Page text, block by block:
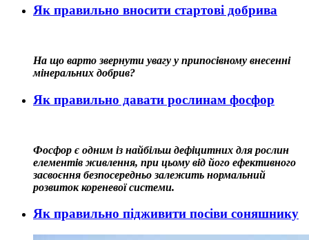
Як правильно вносити стартові добрива
На що варто звернути увагу у припосівному внесенні
мінеральних добрив?
Як правильно давати рослинам фосфор
Фосфор є одним із найбільш дефіцитних для рослин
елементів живлення, при цьому від його ефективного
засвоєння безпосередньо залежить нормальний
розвиток кореневої системи.
Як правильно підживити посіви соняшнику